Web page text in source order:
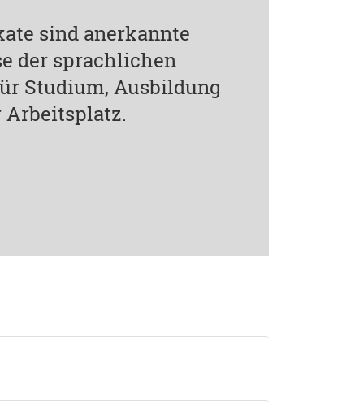
sind anerkannte
der sprachlichen
Studium, Ausbildung
Arbeitsplatz.